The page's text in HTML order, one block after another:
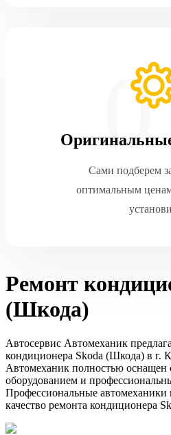
Сами подберем
оптимальным
Ремонт
(Шкода)
Автосервис Автомеханик
кондиционера Skoda (Шкода) в г.
Автомеханик полностью
оборудованием и
Профессиональные автомеханики
качество ремонта кондиционера